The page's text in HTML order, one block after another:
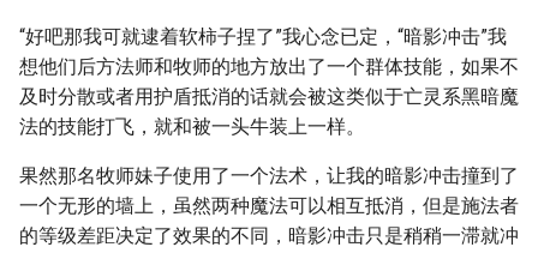
“好吧那我可就逮着软柿子捏了”我心念已定，“暗影冲击”我
想他们后方法师和牧师的地方放出了一个群体技能，如果不
及时分散或者用护盾抵消的话就会被这类似于亡灵系黑暗魔
法的技能打飞，就和被一头牛装上一样。
果然那名牧师妹子使用了一个法术，让我的暗影冲击撞到了
一个无形的墙上，虽然两种魔法可以相互抵消，但是施法者
的等级差距决定了效果的不同，暗影冲击只是稍稍一滞就冲